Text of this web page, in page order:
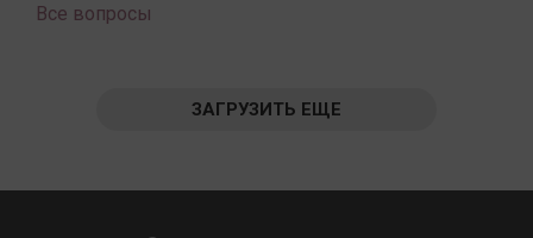
Все вопросы
ЗАГРУЗИТЬ ЕЩЕ